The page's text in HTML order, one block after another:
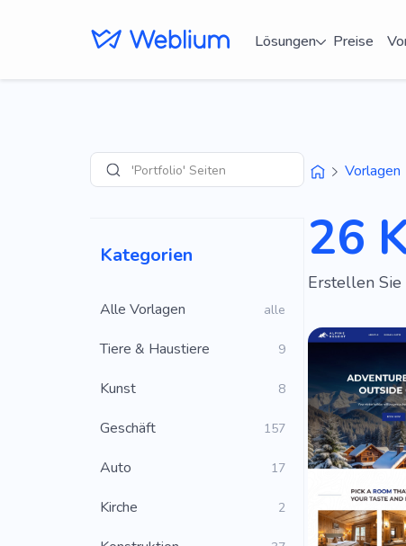
Lösungen Preise
Suche'Portfolio' Seiten
Kategorien
Alle Vorlagen alle
Tiere & Haustiere 9
Kunst 8
Geschäft 157
Auto 17
Kirche 2
Vorlagen
26
Erstellen